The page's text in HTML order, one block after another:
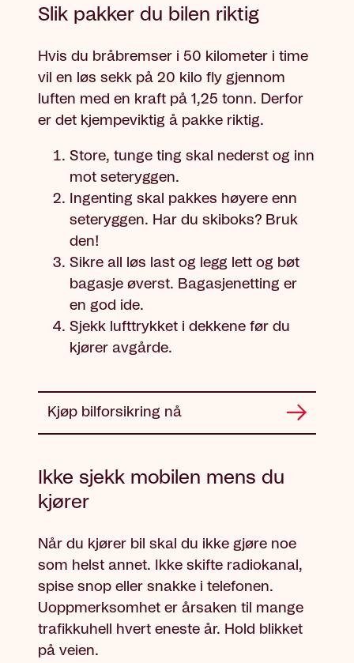
Slik pakker du bilen riktig
Hvis du bråbremser i 50 kilometer i time
vil en løs sekk på 20 kilo fly gjennom
luften med en kraft på 1,25 tonn. Derfor
er det kjempeviktig å pakke riktig.
Store, tunge ting skal nederst og inn
mot seteryggen.
Ingenting skal pakkes høyere enn
seteryggen. Har du skiboks? Bruk
den!
Sikre all løs last og legg lett og bøt
bagasje øverst. Bagasjenetting er
en god ide.
Sjekk lufttrykket i dekkene før du
kjører avgårde.
Kjøp bilforsikring nå
Ikke sjekk mobilen mens du
kjører
Når du kjører bil skal du ikke gjøre noe
som helst annet. Ikke skifte radiokanal,
spise snop eller snakke i telefonen.
Uoppmerksomhet er årsaken til mange
trafikkuhell hvert eneste år. Hold blikket
på veien.